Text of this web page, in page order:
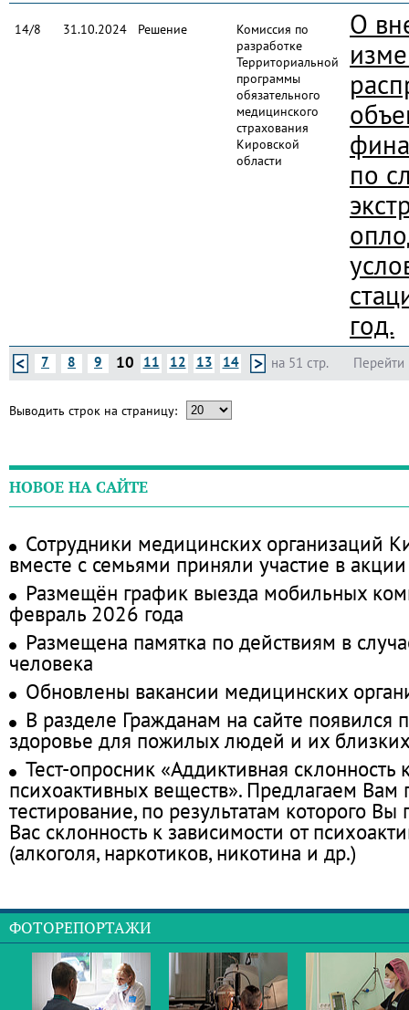
14/8 31.10.2024 Решение
Комиссия по
разработке
Территориальной
программы
обязательного
медицинского
страхования
Кировской
области
О
по
год.
Перейти
7 8 9 10 11 12 13 14 на 51 стр.
Выводить строк на страницу:
НОВОЕ НА САЙТЕ
Сотрудники медицинских организаций
вместе с семьями приняли участие в
Размещён график выезда мобильных
февраль 2026 года
Размещена памятка по действиям в
человека
Обновлены вакансии медицинских
В разделе Гражданам на сайте появился
здоровье для пожилых людей и их
Тест-опросник «Аддиктивная склонность
психоактивных веществ». Предлагаем
тестирование, по результатам которого Вы
Вас склонность к зависимости от
(алкоголя, наркотиков, никотина и др.)
ФОТОРЕПОРТАЖИ